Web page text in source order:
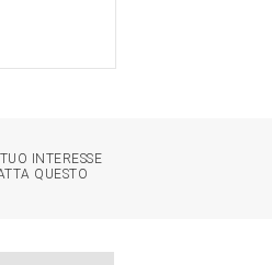
INTERESSE
QUESTO